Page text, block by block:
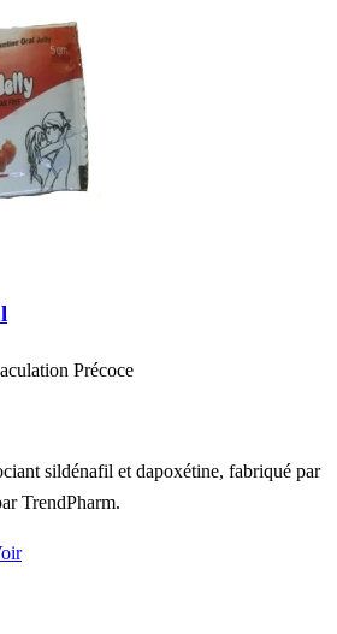
Précoce
sildénafil et dapoxétine, fabriqué par
TrendPharm.